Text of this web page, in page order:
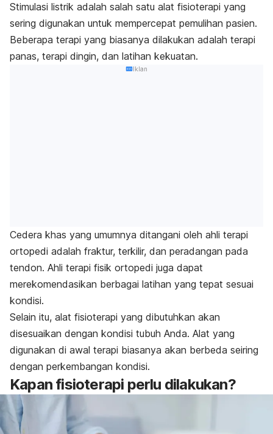
Stimulasi listrik adalah salah satu alat fisioterapi yang
sering digunakan untuk mempercepat pemulihan pasien.
Beberapa terapi yang biasanya dilakukan adalah terapi
panas, terapi dingin, dan latihan kekuatan.
Iklan
Cedera khas yang umumnya ditangani oleh ahli terapi
ortopedi adalah fraktur, terkilir, dan peradangan pada
tendon. Ahli terapi fisik ortopedi juga dapat
merekomendasikan berbagai latihan yang tepat sesuai
kondisi.
Selain itu, alat fisioterapi yang dibutuhkan akan
disesuaikan dengan kondisi tubuh Anda. Alat yang
digunakan di awal terapi biasanya akan berbeda seiring
dengan perkembangan kondisi.
Kapan fisioterapi perlu dilakukan?